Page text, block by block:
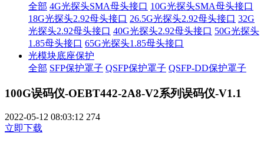
全部 4G光探头SMA母头接口 10G光探头SMA母头接口
18G光探头2.92母头接口 26.5G光探头2.92母头接口 32G
光探头2.92母头接口 40G光探头2.92母头接口 50G光探头
1.85母头接口 65G光探头1.85母头接口
光模块底座保护
全部 SFP保护罩子 QSFP保护罩子 QSFP-DD保护罩子
100G误码仪-OEBT442-2A8-V2系列误码仪-V1.1
2022-05-12 08:03:12 274
立即下载